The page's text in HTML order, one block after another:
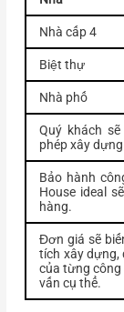
Nhà cấp 4
Biệt thự
Nhà phố
Quý khách
phép xây
Bảo hành
House ideal
hàng.
Đơn giá sẽ
tích xây dựng,
của từng công
vấn cụ thể.